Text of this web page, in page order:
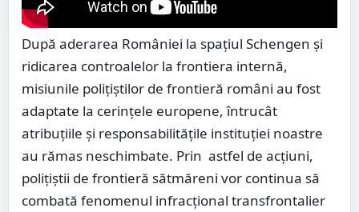
După aderarea României la spațiul Schengen și
ridicarea controalelor la frontiera internă,
misiunile polițiștilor de frontieră români au fost
adaptate la cerințele europene, întrucât
atribuțiile și responsabilitățile instituției noastre
au rămas neschimbate. Prin astfel de acțiuni,
polițiștii de frontieră sătmăreni vor continua să
combată fenomenul infracțional transfrontalier